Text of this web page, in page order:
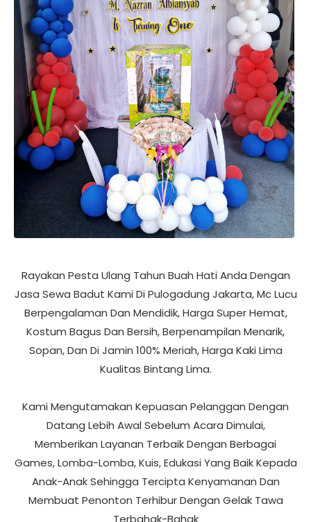
Rayakan Pesta Ulang Tahun Buah Hati Anda Dengan
Jasa Sewa Badut Kami Di Pulogadung Jakarta, Mc Lucu
Berpengalaman Dan Mendidik, Harga Super Hemat,
Sopan, Dan Di Jamin 100% Meriah, Harga Kaki Lima
Kualitas Bintang Lima.
Kami Mengutamakan Kepuasan Pelanggan Dengan
Datang Lebih Awal Sebelum Acara Dimulai,
Memberikan Layanan Terbaik Dengan Berbagai
Games, Lomba-Lomba, Kuis, Edukasi Yang Baik Kepada